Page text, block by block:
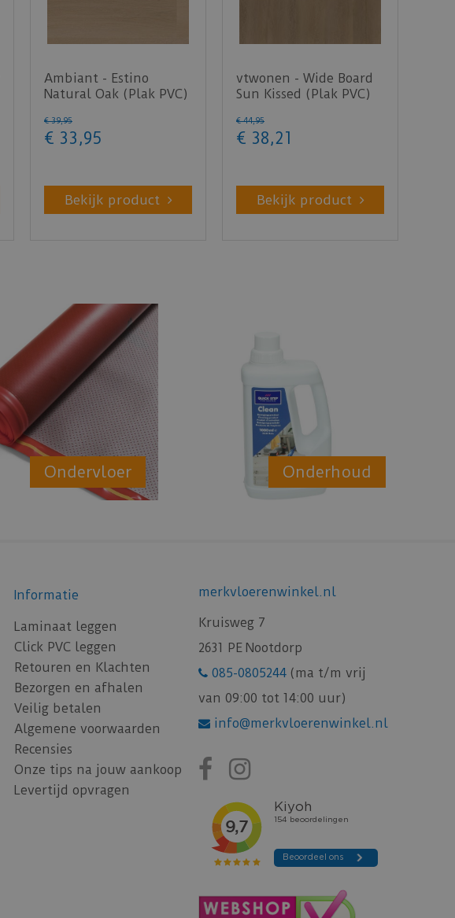
Ambiant - Estino
Natural Oak (Plak PVC)
€ 39,95
€ 33 ,95
Bekijk product
vtwonen - Wide Board
Sun Kissed (Plak PVC)
€ 44,95
€ 38,21
Bekijk product
Ondervloer Onderhoud
Informatie
Laminaat leggen
Click PVC leggen
Retouren en Klachten
Bezorgen en afhalen
Veilig betalen
Algemene voorwaarden
Recensies
Onze tips na jouw aankoop
Levertijd opvragen
merkvloerenwinkel.nl
Kruisweg 7
2631 PE Nootdorp
085-0805244 (ma t/m vrij
van 09:00 tot 14:00 uur)
info@merkvloerenwinkel.nl